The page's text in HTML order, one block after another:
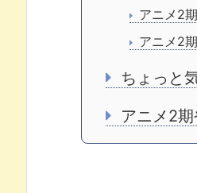
アニメ2
アニメ2
ちょっと
アニメ2